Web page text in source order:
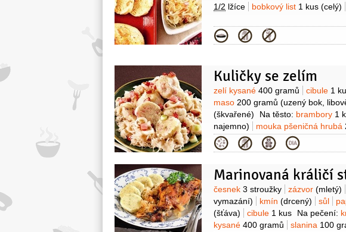
1/2 lžíce bobkový list 1 kus (celý)
Kategorie
Kuličky se zelím
Suroviny
zelí kysané 400 gramů cibule 1
maso 200 gramů (uzený bok,
(škvařené)
Na těsto: brambory 1
najemno)
mouka pšeničná hrubá
anglická80 gramů
Kategorie
Marinovaná králičí
Suroviny
česnek 3 stroužky zázvor (mletý)
vymazání)
kmín (drcený) sůl
(šťáva)
cibule 1 kus Na pečení:
kysané 400 gramů slanina 100